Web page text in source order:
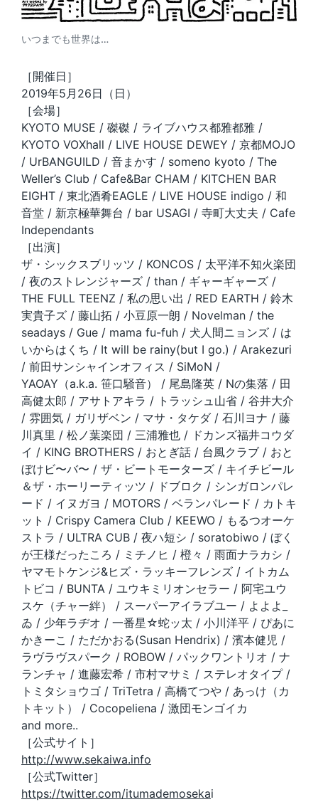
いつまでも世界は…
［開催日］
2019年5月26日（日）
［会場］
KYOTO MUSE / 磔磔 / ライブハウス都雅都雅 /
KYOTO VOXhall / LIVE HOUSE DEWEY / 京都MOJO
/ UrBANGUILD / 音まかす / someno kyoto / The
Weller’s Club / Cafe&Bar CHAM / KITCHEN BAR
EIGHT / 東北酒肴EAGLE / LIVE HOUSE indigo / 和
音堂 / 新京極華舞台 / bar USAGI / 寺町大丈夫 / Cafe
Independants
［出演］
ザ・シックスブリッツ / KONCOS / 太平洋不知火楽団
/ 夜のストレンジャーズ / than / ギャーギャーズ /
THE FULL TEENZ / 私の思い出 / RED EARTH / 鈴木
実貴子ズ / 藤山拓 / 小豆原一朗 / Novelman / the
seadays / Gue / mama fu-fuh / 犬人間ニョンズ / は
いからはくち / It will be rainy(but I go.) / Arakezuri
/ 前田サンシャインオフィス / SiMoN /
YAOAY（a.k.a. 笹口騒音） / 尾島隆英 / Nの集落 / 田
高健太郎 / アサトアキラ / トラッシュ山省 / 谷井大介
/ 雰囲気 / ガリザベン / マサ・タケダ / 石川ヨナ / 藤
川真里 / 松ノ葉楽団 / 三浦雅也 / ドカンズ福井コウダ
イ / KING BROTHERS / おとぎ話 / 台風クラブ / おと
ぼけビ〜バ〜 / ザ・ビートモーターズ / キイチビール
＆ザ・ホーリーティッツ / ドブロク / シンガロンパレ
ード / イヌガヨ / MOTORS / ベランパレード / カトキ
ット / Crispy Camera Club / KEEWO / もるつオーケ
ストラ / ULTRA CUB / 夜ハ短シ / soratobiwo / ぼく
が王様だったころ / ミチノヒ / 橙々 / 雨面ナラカシ /
ヤマモトケンジ&ヒズ・ラッキーフレンズ / イトカム
トビコ / BUNTA / ユウキミリオンセラー / 阿宅ユウ
スケ（チャー絆） / スーパーアイラブユー / よよよ_
ゐ / 少年ラヂオ / 一番星☆蛇ッ太 / 小川洋平 / ぴあに
かきーこ / ただかおる(Susan Hendrix) / 濱本健児 /
ラヴラヴスパーク / ROBOW / パックワントリオ / ナ
ランチャ / 進藤宏希 / 市村マサミ / ステレオタイプ /
トミタショウゴ / TriTetra / 高橋てつや / あっけ（カ
トキット） / Cocopeliena / 激団モンゴイカ
and more..
［公式サイト］
http://www.sekaiwa.info
［公式Twitter］
https://twitter.com/itumademosekai